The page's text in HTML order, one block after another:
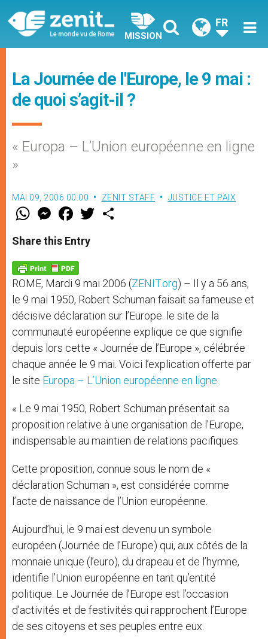
MISSION
FR
La Journée de l'Europe, le 9 mai :
de quoi s’agit-il ?
« Europa – L’Union européenne en ligne
»
MAI 09, 2006 00:00 ZENIT STAFF JUSTICE ET PAIX
W
t
s
p
p
M
e
s
e
g
e
r
F
a
e
b
o
k
w
Share this Entry
ROME, Mardi 9 mai 2006 (ZENIT.org) – Il y a 56 ans,
le 9 mai 1950, Robert Schuman faisait sa fameuse et
décisive déclaration sur l’Europe. le site de la
communauté européenne explique ce que signifie
depuis lors cette « Journée de l’Europe », célébrée
chaque année le 9 mai. Voici l’explication offerte par
le site Europa – L’Union européenne en ligne
« Le 9 mai 1950, Robert Schuman présentait sa
proposition relative à une organisation de l’Europe,
indispensable au maintien de relations pacifiques.
Cette proposition, connue sous le nom de «
déclaration Schuman », est considérée comme
l’acte de naissance de l’Union européenne.
Aujourd’hui, le 9 mai est devenu un symbole
européen (Journée de l’Europe) qui, aux côtés de la
monnaie unique (l’euro), du drapeau et de l’hymne,
identifie l’Union européenne en tant qu’entité
politique. Le Journée de l’Europe est l’occasion
d’activités et de festivités qui rapprochent l’Europe
de ses citoyens et ses peuples entre eux.